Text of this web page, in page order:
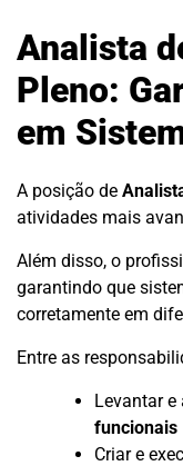
Analista
Pleno:
em
A posição de
atividades mais
Além disso, o
garantindo que
corretamente em
Entre as
Levantar
funcionais
Criar e